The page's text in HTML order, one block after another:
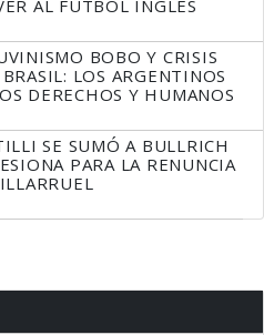
AL FÚTBOL INGLÉS
BOBO Y CRISIS
LOS ARGENTINOS
DERECHOS Y HUMANOS
SE SUMÓ A BULLRICH
PARA LA RENUNCIA